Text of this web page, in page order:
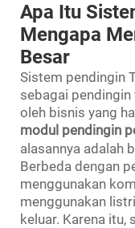
Apa Itu
Mengapa
Besar
Sistem pendingin
sebagai
oleh bisnis yang
modul pendingin
alasannya adalah
Berbeda dengan
menggunakan
menggunakan
keluar. Karena itu,